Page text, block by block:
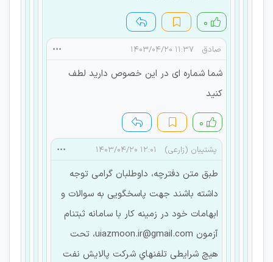
۰
صادق ۱۱:۳۷ ۱۴۰۳/۰۴/۲۰
شما شماره ای در این خصوص دارید لطف
کنید
۰
پشتیبان (زارعی) ۱۲:۰۱ ۱۴۰۳/۰۴/۲۰
طبق متن دفترچه، داوطلبان گرامی توجه
داشته باشند جهت پاسخگویی به سوالات و
ابهامات خود در زمینه کار با سامانه ثبتنام
آزمون uiazmoon.ir@gmail.com، تحت
هیچ شرایطی تلفنهاي شرکت پالایش نفت